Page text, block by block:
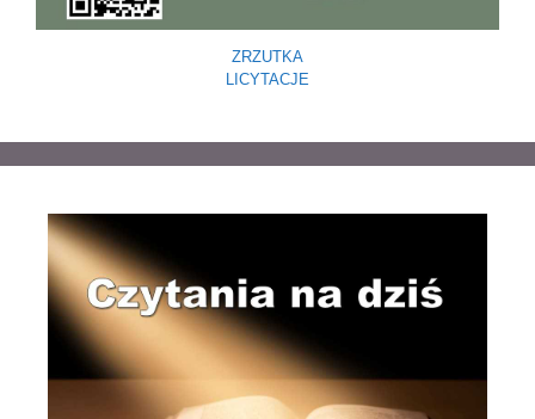
ZRZUTKA
LICYTACJE